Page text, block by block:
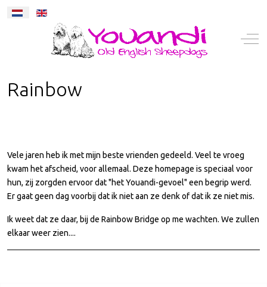
Selecteer de taal
Mobile Menu Toggle Off-
Rainbow
Vele jaren heb ik met mijn beste vrienden gedeeld. Veel te vroeg
kwam het afscheid, voor allemaal. Deze homepage is speciaal voor
hun, zij zorgden ervoor dat "het Youandi-gevoel" een begrip werd.
Er gaat geen dag voorbij dat ik niet aan ze denk of dat ik ze niet mis.
Ik weet dat ze daar, bij de Rainbow Bridge op me wachten. We zullen
elkaar weer zien....